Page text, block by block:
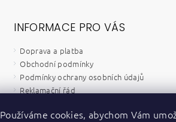
INFORMACE PRO VÁS
Doprava a platba
Obchodní podmínky
Podmínky ochrany osobních údajů
Reklamační řád
Kontakty
Používáme cookies, abychom Vám